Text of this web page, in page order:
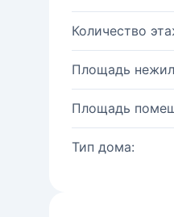
Количество
Площадь
Площадь
Тип дома: